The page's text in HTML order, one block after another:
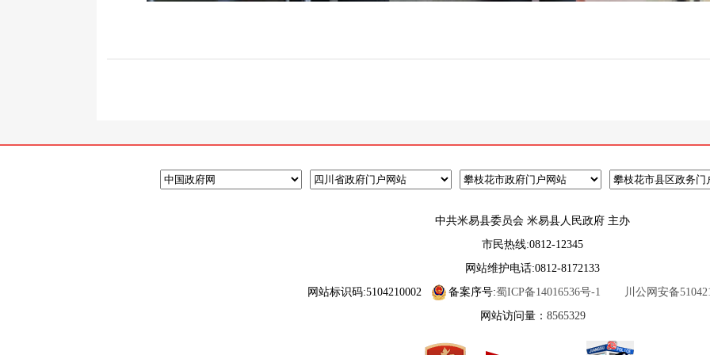
中共米易县委员会 米易县人民政府 主办
市民热线:0812-12345
网站维护电话:0812-8172133
网站标识码:5104210002
备案序号:蜀ICP备14016536号-1
川公网安备
网站访问量： 8565329